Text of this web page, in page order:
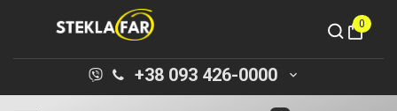
shopping_bag
0
+38 093 426-0000 keyboard_arrow_down